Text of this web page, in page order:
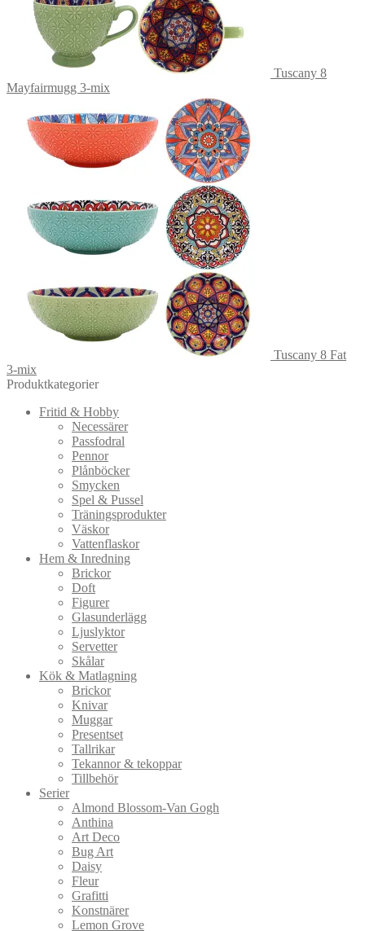
Tuscany 8
Mayfairmugg 3-mix
Tuscany 8 Fat
3-mix
Produktkategorier
Fritid & Hobby
Necessärer
Passfodral
Pennor
Plånböcker
Smycken
Spel & Pussel
Träningsprodukter
Väskor
Vattenflaskor
Hem & Inredning
Brickor
Doft
Figurer
Glasunderlägg
Ljuslyktor
Servetter
Skålar
Kök & Matlagning
Brickor
Knivar
Muggar
Presentset
Tallrikar
Tekannor & tekoppar
Tillbehör
Serier
Almond Blossom-Van Gogh
Anthina
Art Deco
Bug Art
Daisy
Fleur
Grafitti
Konstnärer
Lemon Grove